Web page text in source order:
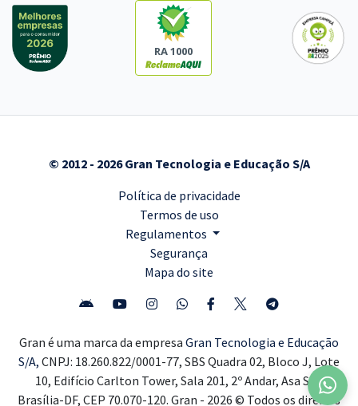
RA 1000
© 2012 - 2026 Gran Tecnologia e Educação S/A
Política de privacidade
Termos de uso
Regulamentos
Segurança
Mapa do site
Gran é uma marca da empresa Gran Tecnologia e Educação
S/A, CNPJ: 18.260.822/0001-77, SBS Quadra 02, Bloco J, Lote
10, Edifício Carlton Tower, Sala 201, 2º Andar, Asa Sul,
Brasília-DF, CEP 70.070-120. Gran - 2026 © Todos os direitos